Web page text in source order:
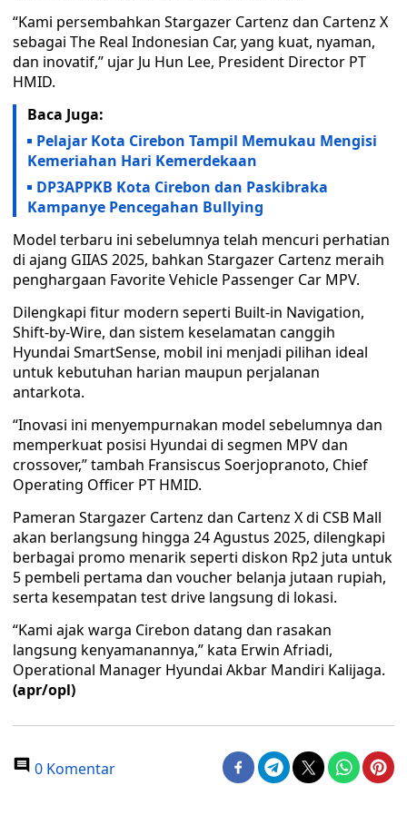
“Kami persembahkan Stargazer Cartenz dan Cartenz X
sebagai The Real Indonesian Car, yang kuat, nyaman,
dan inovatif,” ujar Ju Hun Lee, President Director PT
HMID.
Baca Juga:
Pelajar Kota Cirebon Tampil Memukau Mengisi
Kemeriahan Hari Kemerdekaan
DP3APPKB Kota Cirebon dan Paskibraka
Kampanye Pencegahan Bullying
Model terbaru ini sebelumnya telah mencuri perhatian
di ajang GIIAS 2025, bahkan Stargazer Cartenz meraih
penghargaan Favorite Vehicle Passenger Car MPV.
Dilengkapi fitur modern seperti Built-in Navigation,
Shift-by-Wire, dan sistem keselamatan canggih
Hyundai SmartSense, mobil ini menjadi pilihan ideal
untuk kebutuhan harian maupun perjalanan
antarkota.
“Inovasi ini menyempurnakan model sebelumnya dan
memperkuat posisi Hyundai di segmen MPV dan
crossover,” tambah Fransiscus Soerjopranoto, Chief
Operating Officer PT HMID.
Pameran Stargazer Cartenz dan Cartenz X di CSB Mall
akan berlangsung hingga 24 Agustus 2025, dilengkapi
berbagai promo menarik seperti diskon Rp2 juta untuk
5 pembeli pertama dan voucher belanja jutaan rupiah,
serta kesempatan test drive langsung di lokasi.
“Kami ajak warga Cirebon datang dan rasakan
langsung kenyamanannya,” kata Erwin Afriadi,
Operational Manager Hyundai Akbar Mandiri Kalijaga.
(apr/opl)
0 Komentar